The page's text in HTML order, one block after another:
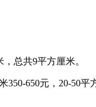
总共9平方厘米。
650元，20-50平